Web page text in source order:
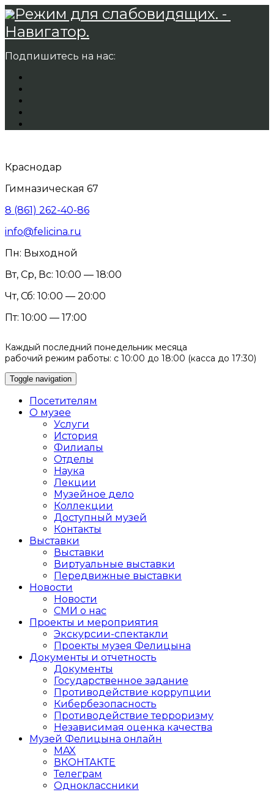
Режим для слабовидящих. -
Навигатор.
Подпишитесь на нас:
Краснодар
Гимназическая 67
8 (861) 262-40-86
info@felicina.ru
Пн: Выходной
Вт, Ср, Вс: 10:00 — 18:00
Чт, Сб: 10:00 — 20:00
Пт: 10:00 — 17:00
Каждый последний понедельник месяца
рабочий режим работы: с 10:00 до 18:00 (касса до 17:30)
Toggle navigation
Посетителям
О музее
Услуги
История
Филиалы
Отделы
Наука
Лекции
Музейное дело
Коллекции
Доступный музей
Контакты
Выставки
Выставки
Виртуальные выставки
Передвижные выставки
Новости
Новости
СМИ о нас
Проекты и мероприятия
Экскурсии-спектакли
Проекты музея Фелицына
Документы и отчетность
Документы
Государственное задание
Противодействие коррупции
Кибер­безопасность
Противодействие терроризму
Независимая оценка качества
Музей Фелицына онлайн
MAX
ВКОНТАКТЕ
Телеграм
Одноклассники